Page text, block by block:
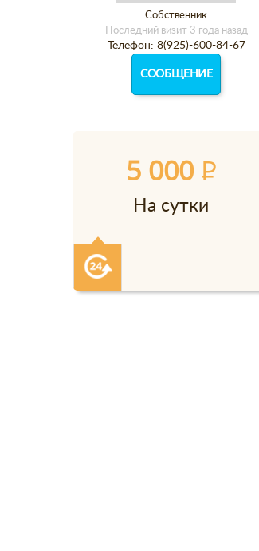
Собственник
Последний визит 3 года назад
Телефон: 8(925)-600-84-67
СООБЩЕНИЕ
5 000P
На сутки